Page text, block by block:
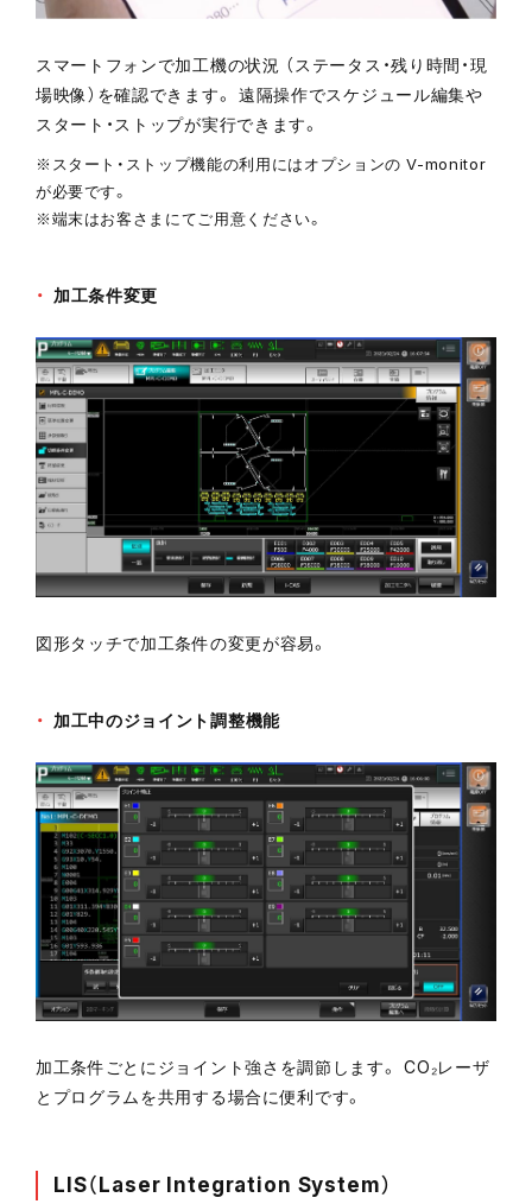
スマートフォンで加工機の状況 （ステータス・残り時間・現
場映像）を確認できます。 遠隔操作でスケジュール編集や
スタート・ストップが実行できます。
※スタート・ストップ機能の利用にはオプションの V-monitor
が必要です。
※端末はお客さまにてご用意ください。
加工条件変更
図形タッチで加工条件の変更が容易。
加工中のジョイント調整機能
加工条件ごとにジョイント強さを調節します。 CO₂レーザ
とプログラムを共用する場合に便利です。
LIS（Laser Integration System）